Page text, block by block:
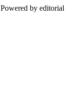
Powered by editorial